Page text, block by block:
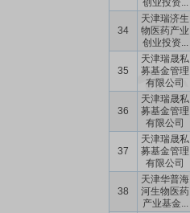
创业投资...
34
天津瑞济生
物医药产业
创业投资...
35
天津瑞晟私
募基金管理
有限公司
36
天津瑞晟私
募基金管理
有限公司
37
天津瑞晟私
募基金管理
有限公司
38
天津华普海
河生物医药
产业基金...